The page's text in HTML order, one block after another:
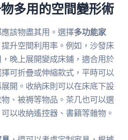
多用的空間變形術
該物盡其用。選擇多功能家
升空間利用率。例如，沙發床
晚上展開變成床鋪，適合用於
可折疊或伸縮款式，平時可以
開。收納床則可以在床底下設
、被褥等物品。茶几也可以選
以收納遙控器、書籍等雜物。